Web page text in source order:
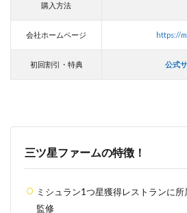
購入方法
会社ホームページ https://
初回割引・特典 公式
三ツ星ファームの特徴！
ミシュラン1つ星獲得レストランに
監修